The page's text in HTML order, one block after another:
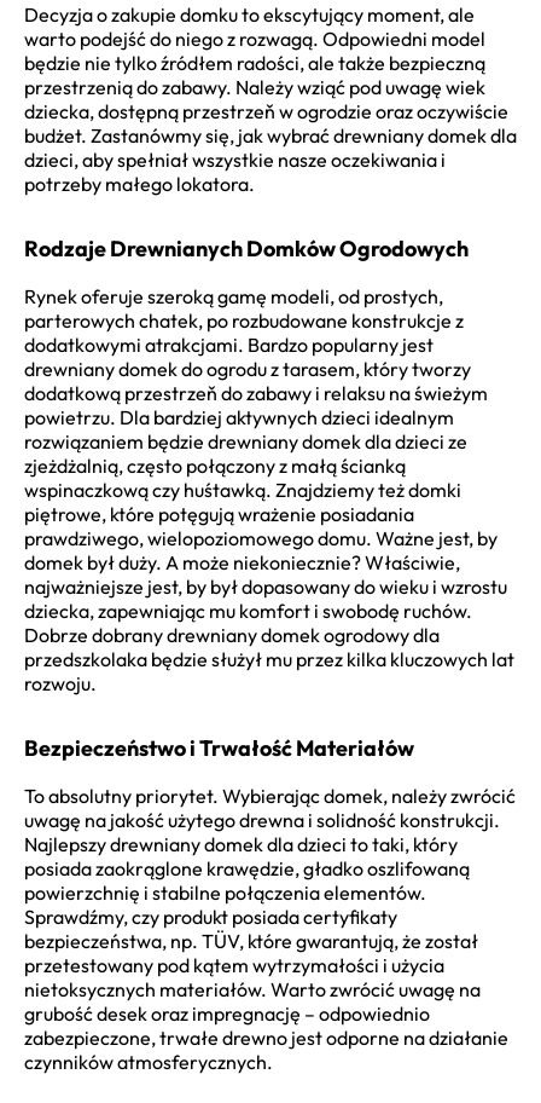
Decyzja o zakupie domku to ekscytujący moment, ale
warto podejść do niego z rozwagą. Odpowiedni model
będzie nie tylko źródłem radości, ale także bezpieczną
przestrzenią do zabawy. Należy wziąć pod uwagę wiek
dziecka, dostępną przestrzeň w ogrodzie oraz oczywiście
budżet. Zastanówmy się, jak wybrać drewniany domek dla
dzieci, aby spełniał wszystkie nasze oczekiwania i
potrzeby małego lokatora.
Rodzaje Drewnianych Domków Ogrodowych
Rynek oferuje szeroką gamę modeli, od prostych,
parterowych chatek, po rozbudowane konstrukcje z
dodatkowymi atrakcjami. Bardzo popularny jest
drewniany domek do ogrodu z tarasem, który tworzy
dodatkową przestrzeň do zabawy i relaksu na świeżym
powietrzu. Dla bardziej aktywnych dzieci idealnym
rozwiązaniem będzie drewniany domek dla dzieci ze
zjeżdżalnią, często połączony z małą ścianką
wspinaczkową czy huśtawką. Znajdziemy też domki
piętrowe, które potęgują wrażenie posiadania
prawdziwego, wielopoziomowego domu. Ważne jest, by
domek był duży. A może niekoniecznie? Właściwie,
najważniejsze jest, by był dopasowany do wieku i wzrostu
dziecka, zapewniając mu komfort i swobodę ruchów.
Dobrze dobrany drewniany domek ogrodowy dla
przedszkolaka będzie służył mu przez kilka kluczowych lat
rozwoju.
Bezpieczeństwo i Trwałość Materiałów
To absolutny priorytet. Wybierając domek, należy zwrócić
uwagę na jakość użytego drewna i solidność konstrukcji.
Najlepszy drewniany domek dla dzieci to taki, który
posiada zaokrąglone krawędzie, gładko oszlifowaną
powierzchnię i stabilne połączenia elementów.
Sprawdźmy, czy produkt posiada certyfikaty
bezpieczeństwa, np. TÜV, które gwarantują, że został
przetestowany pod kątem wytrzymałości i użycia
nietoksycznych materiałów. Warto zwrócić uwagę na
grubość desek oraz impregnację – odpowiednio
zabezpieczone, trwałe drewno jest odporne na działanie
czynników atmosferycznych.